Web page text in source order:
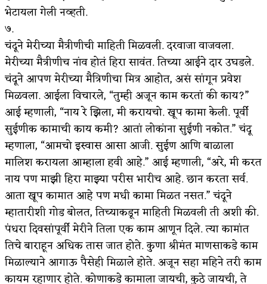
भेटायला गेली नव्हती.
७.
चंदूने मेरीच्या मैत्रीणीची माहिती मिळवली. दरवाजा वाजवला.
मेरीच्या मैत्रीणीच नांव होतं हिरा सावंत. तिच्या आईने दार उघडले.
चंदूने आपण मेरीच्या मैत्रिणीचा मित्र आहोत, असं सांगून प्रवेश
मिळवला. आईला विचारले, “तुम्ही अजून काम करतां की काय?”
आई म्हणाली, “नाय रे झिला, मी करायचो. खूप कामा केली. पूर्वी
सुईणीक कामाची काय कमी? आतां लोकांना सुईणी नकोत.” चंदू
म्हणाला, “आमचो इस्वास आसा आजी. सुईण आणि बाळाला
मालिश करायला आम्हाला हवी आहे.” आई म्हणाली, “अरे, मी करत
नाय पण माझी हिरा माझ्या परीस भारीच आहे. छान करता सर्व.
आता खूप कामात आहे पण मधी कामा मिळत नसत.” चंदूने
म्हातारीशी गोड बोलत, तिच्याकडून माहिती मिळवली ती अशी की.
पंधरा दिवसांपूर्वी मेरीने तिला एक काम आणून दिले. त्या कामांत
तिचे बाराहून अधिक तास जात होते. कुणा श्रीमंत माणसाकडे काम
मिळाल्याने आगाऊ पैसेही मिळाले होते. अजून सहा महिने तरी काम
कायम रहाणार होते. कोणाकडे कामाला जायची, कुठे जायची, ते